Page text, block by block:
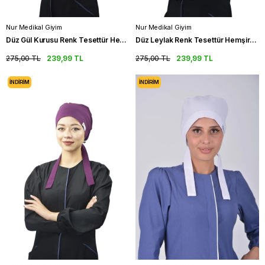
Nur Medikal Giyim
Düz Gül Kurusu Renk Tesettür Hemşire Bonesi Doktor Cerrahi Bone
239,99 TL
275,00 TL
Nur Medikal Giyim
Düz Leylak Renk Tesettür Hemşire Bonesi Doktor Hekim Cerrahi Bone
239,99 TL
275,00 TL
İNDIRIM İNDIRIM